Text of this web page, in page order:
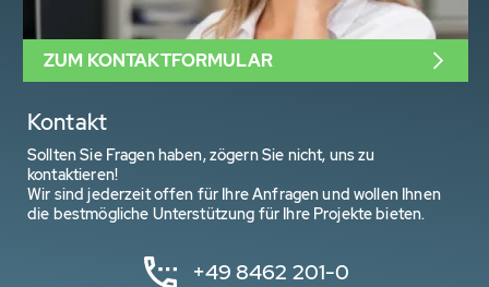
Kontakt
Sollten Sie Fragen haben, zögern Sie nicht, uns zu
kontaktieren!
Wir sind jederzeit offen für Ihre Anfragen und wollen Ihnen
die bestmögliche Unterstützung für Ihre Projekte bieten.
+49 8462 201-0
ZUM KONTAKTFORMULAR